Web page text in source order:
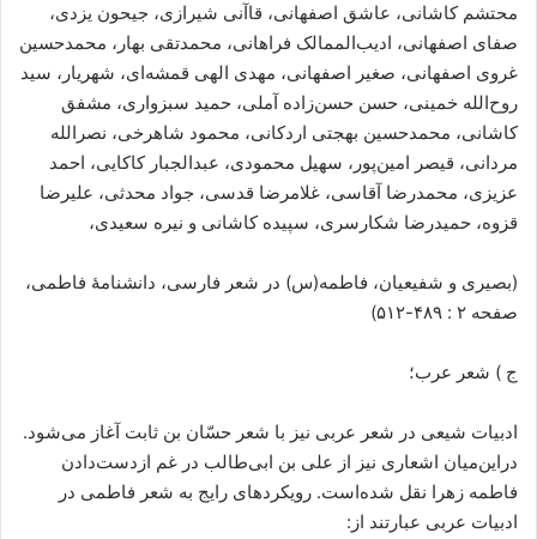
محتشم کاشانی، عاشق اصفهانی، قاآنی شیرازی، جیحون یزدی،
صفای اصفهانی، ادیب‌الممالک فراهانی، محمدتقی بهار، محمدحسین
غروی اصفهانی، صغیر اصفهانی، مهدی الهی قمشه‌ای، شهریار، سید
روح‌الله خمینی، حسن حسن‌زاده آملی، حمید سبزواری، مشفق
کاشانی، محمدحسین بهجتی اردکانی، محمود شاهرخی، نصرالله
مردانی، قیصر امین‌پور، سهیل محمودی، عبدالجبار کاکایی، احمد
عزیزی، محمدرضا آقاسی، غلامرضا قدسی، جواد محدثی، علیرضا
قزوه، حمیدرضا شکارسری، سپیده کاشانی و نیره سعیدی،
(بصیری و شفیعیان، فاطمه(س) در شعر فارسی، دانشنامهٔ فاطمی،
صفحه ۲ : ۴۸۹-۵۱۲)
ج ) شعر عرب؛
ادبیات شیعی در شعر عربی نیز با شعر حسّان بن ثابت آغاز می‌شود.
دراین‌میان اشعاری نیز از علی بن ابی‌طالب در غم ازدست‌دادن
فاطمه زهرا نقل شده‌است. رویکردهای رایج به شعر فاطمی در
ادبیات عربی عبارتند از: